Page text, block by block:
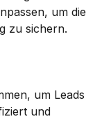
um die
zu sichern.
um Leads
und